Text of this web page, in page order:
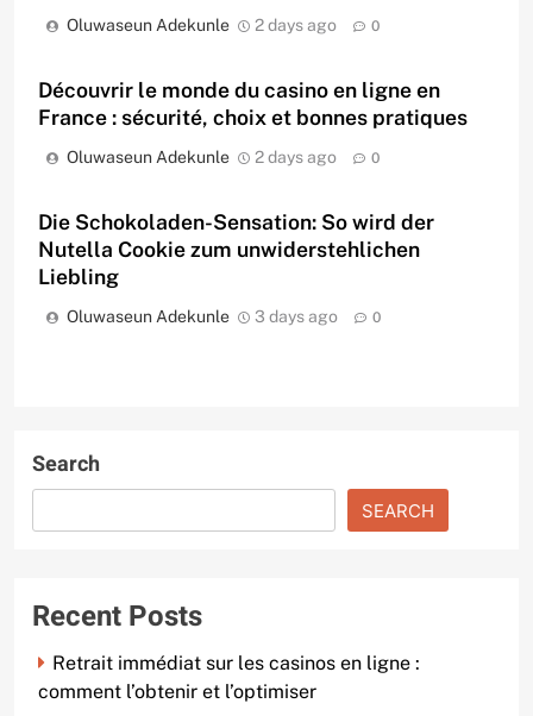
Oluwaseun Adekunle 2 days ago 0
Découvrir le monde du casino en ligne en
France : sécurité, choix et bonnes pratiques
Oluwaseun Adekunle 2 days ago 0
Die Schokoladen-Sensation: So wird der
Nutella Cookie zum unwiderstehlichen
Liebling
Oluwaseun Adekunle 3 days ago 0
Search
SEARCH
Recent Posts
Retrait immédiat sur les casinos en ligne :
comment l’obtenir et l’optimiser